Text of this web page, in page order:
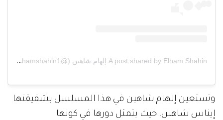
A post shared by Elham Shahin إلهام شاهين (@elhamshahin1)
وتستعين إلهام شاهين في هذا المسلسل بشقيقتها
إيناس شاهين، حيث يتمثل دورها في كونها